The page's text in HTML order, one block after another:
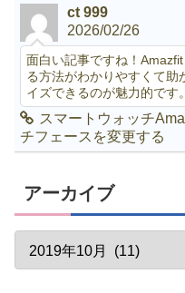
ct 999
2026/02/26
面白い記事ですね！
る方法がわかりやすくて助
イズできるのが魅力的です
スマートウォッチ
チフェースを変更する
アーカイブ